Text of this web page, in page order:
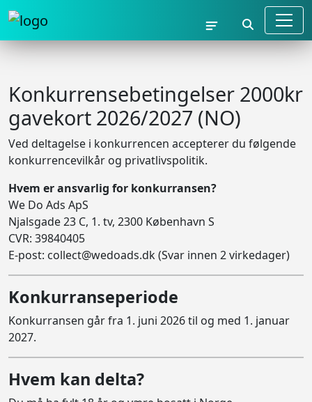
Konkurrensebetingelser 2000kr
gavekort 2026/2027 (NO)
Ved deltagelse i konkurrencen accepterer du følgende
konkurrencevilkår og privatlivspolitik.
Hvem er ansvarlig for konkurransen?
We Do Ads ApS
Njalsgade 23 C, 1. tv, 2300 København S
CVR: 39840405
E-post: collect@wedoads.dk(Svar innen 2 virkedager)
Konkurranseperiode
Konkurransen går fra 1. juni 2026 til og med 1. januar
2027.
Hvem kan delta?